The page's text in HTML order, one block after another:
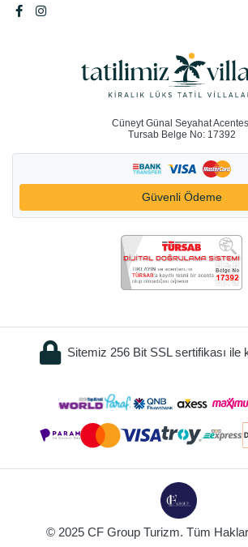
Cüneyt Günal Seyahat
Tursab Belge No: 17392
Güvenli Ödeme
Sitemiz 256 Bit SSL sertifikası ile
© 2025 CF Group Turizm. Tüm